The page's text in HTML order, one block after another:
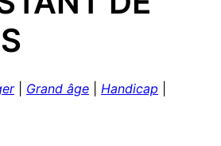
| Grand âge Handicap